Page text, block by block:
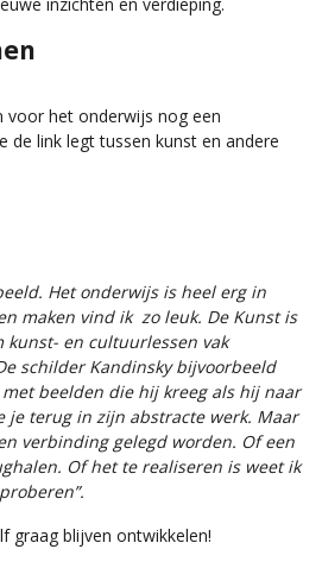
voor het onderwijs nog een
de link legt tussen kunst en andere
Het onderwijs is heel erg in
maken vind ik zo leuk. De Kunst is
kunst- en cultuurlessen vak
schilder Kandinsky bijvoorbeeld
beelden die hij kreeg als hij naar
je terug in zijn abstracte werk. Maar
verbinding gelegd worden. Of een
Of het te realiseren is weet ik
graag blijven ontwikkelen!